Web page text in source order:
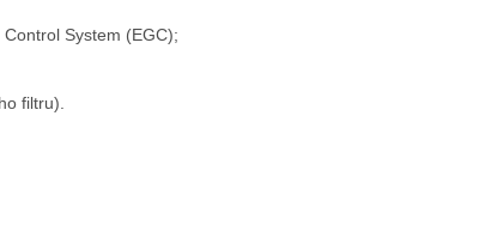
System (EGC);
filtru).